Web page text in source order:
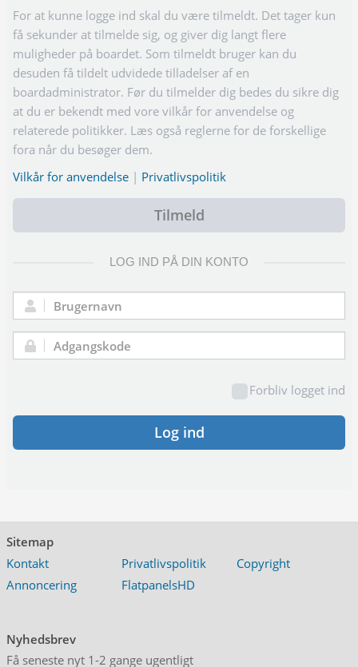
For at kunne logge ind skal du være tilmeldt. Det tager kun
få sekunder at tilmelde sig, og giver dig langt flere
muligheder på boardet. Som tilmeldt bruger kan du
desuden få tildelt udvidede tilladelser af en
boardadministrator. Før du tilmelder dig bedes du sikre dig
at du er bekendt med vore vilkår for anvendelse og
relaterede politikker. Læs også reglerne for de forskellige
fora når du besøger dem.
Vilkår for anvendelse | Privatlivspolitik
Tilmeld
LOG IND PÅ DIN KONTO
Brugernavn:
Adgangskode:
Forbliv logget ind
Log ind
Sitemap
Kontakt
Privatlivspolitik
Copyright
Annoncering
FlatpanelsHD
Nyhedsbrev
Få seneste nyt 1-2 gange ugentligt